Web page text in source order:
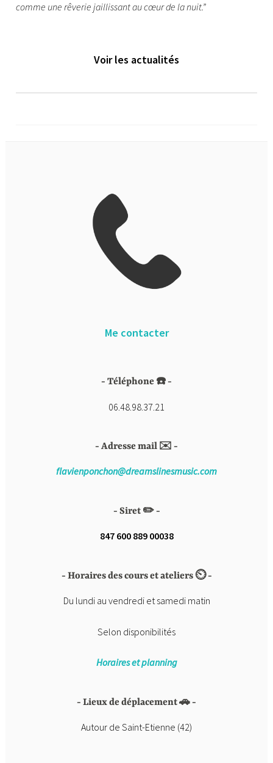
comme une rêverie jaillissant au cœur de la nuit.”
Voir les actualités
Me contacter
Téléphone ☎️
06.48.98.37.21
Adresse mail ✉️
flavienponchon@dreamslinesmusic.com
Siret ✏️
847 600 889 00038
Horaires des cours et ateliers ⏲️
Du lundi au vendredi et samedi matin
Selon disponibilités
Horaires et planning
Lieux de déplacement 🚗
Autour de Saint-Etienne (42)